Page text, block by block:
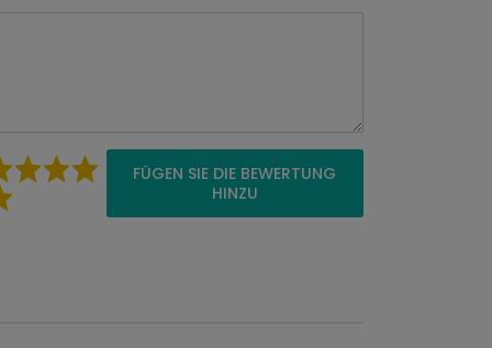
FÜGEN SIE DIE BEWERTUNG
HINZU